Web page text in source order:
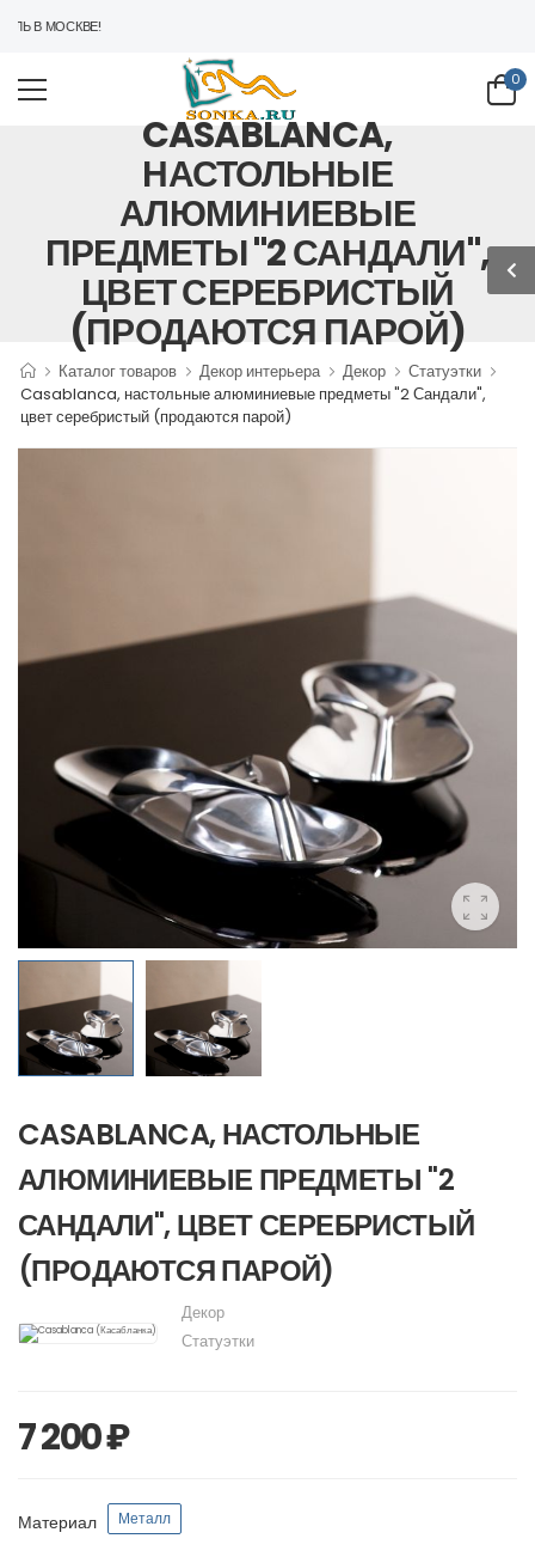
В МОСКВЕ!
0
CASABLANCA,
НАСТОЛЬНЫЕ
АЛЮМИНИЕВЫЕ
ПРЕДМЕТЫ "2 САНДАЛИ",
ЦВЕТ СЕРЕБРИСТЫЙ
(ПРОДАЮТСЯ ПАРОЙ)
Каталог товаров Декор интерьера Декор
Статуэтки
Casablanca, настольные алюминиевые предметы "2 Сандали",
цвет серебристый (продаются парой)
CASABLANCA, НАСТОЛЬНЫЕ
АЛЮМИНИЕВЫЕ ПРЕДМЕТЫ "2
САНДАЛИ", ЦВЕТ СЕРЕБРИСТЫЙ
(ПРОДАЮТСЯ ПАРОЙ)
Декор
Статуэтки
7 200 ₽
Материал Металл